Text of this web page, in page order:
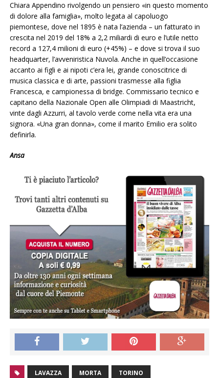
Chiara Appendino rivolgendo un pensiero «in questo momento
di dolore alla famiglia», molto legata al capoluogo
piemontese, dove nel 1895 è nata l’azienda – un fatturato in
crescita nel 2019 del 18% a 2,2 miliardi di euro e l’utile netto
record a 127,4 milioni di euro (+45%) – e dove si trova il suo
headquarter, l’avveniristica Nuvola. Anche in quell’occasione
accanto ai figli e ai nipoti c’era lei, grande conoscitrice di
musica classica e di arte, passioni trasmesse alla figlia
Francesca, e campionessa di bridge. Commissario tecnico e
capitano della Nazionale Open alle Olimpiadi di Maastricht,
vinte dagli Azzurri, al tavolo verde come nella vita era una
signora. «Una gran donna», come il marito Emilio era solito
definirla.
Ansa
LAVAZZA MORTA TORINO